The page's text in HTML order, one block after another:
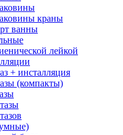
краны
ванны
лейкой
+ инсталляция
(компакты)